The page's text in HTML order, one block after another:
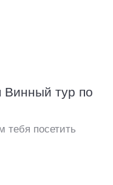
Винный тур по
посетить